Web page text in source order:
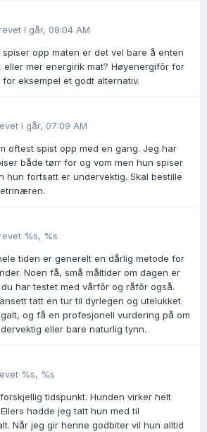
I går, 08:04 AM
spiser opp maten er det vel bare å enten
eller mer energirik mat? Høyenergifôr for
eksempel et godt alternativ.
I går, 07:09 AM
oftest spist opp med en gang. Jeg har
både tørr for og vom men hun spiser
hun fortsatt er undervektig. Skal bestille
%s, %s
tiden er generelt en dårlig metode for
Noen få, små måltider om dagen er
har testet med vårfôr og råfôr også.
tatt en tur til dyrlegen og utelukket
og få en profesjonell vurdering på om
eller bare naturlig tynn.
%s, %s
tidspunkt. Hunden virker helt
hadde jeg tatt hun med til
Når jeg gir henne godbiter vil hun alltid